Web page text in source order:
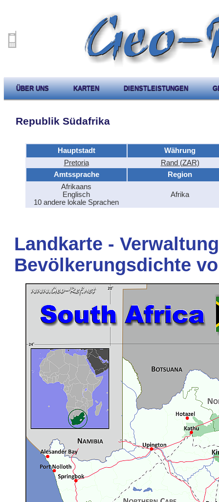
ÜBER UNS KARTEN DIENSTLEISTUNGEN
Republik Südafrika
Hauptstadt
Währung
Pretoria
Rand (ZAR)
Amtssprache
Region
Afrikaans
Englisch
10 andere lokale Sprachen
Afrika
Landkarte -
Bevölkerungsdichte